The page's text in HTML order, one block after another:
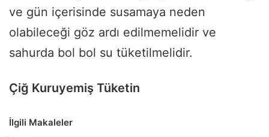
ve gün içerisinde susamaya neden
olabileceği göz ardı edilmemelidir ve
sahurda bol bol su tüketilmelidir.
Çiğ Kuruyemiş Tüketin
İlgili Makaleler